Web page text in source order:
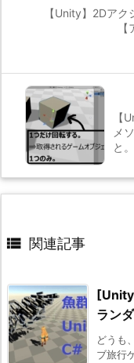
【Unity】2Dア
【
メ
と。
 関連記事
ラン
どうも
ブ旅行